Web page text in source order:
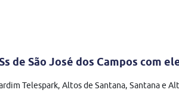
de São José dos Campos com
Telespark, Altos de Santana, Santana e